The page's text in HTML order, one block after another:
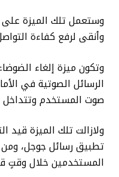
وستعمل تلك الميزة
وأنقى لرفع كفاءة
وتكون ميزة إلغاء
الرسائل الصوتية في
صوت المستخدم وتتداخل
ولازالت تلك الميزة قيد
تطبيق رسائل جوجل، ومن
المستخدمين خلال وقتٍ